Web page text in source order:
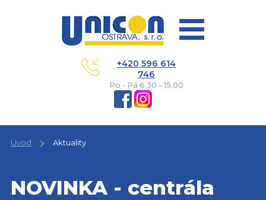
+420 596 614
746
Po - Pá 6.30 – 15.00
Úvod Aktuality
NOVINKA - centrála